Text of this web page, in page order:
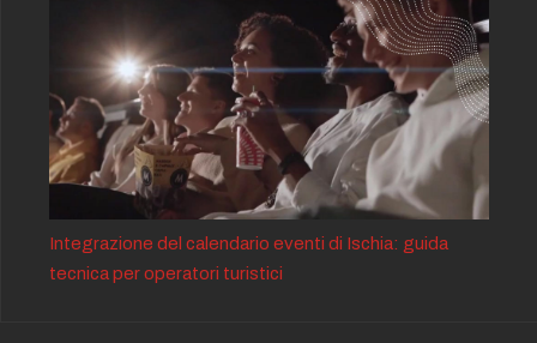
Integrazione del calendario eventi di Ischia: guida
tecnica per operatori turistici